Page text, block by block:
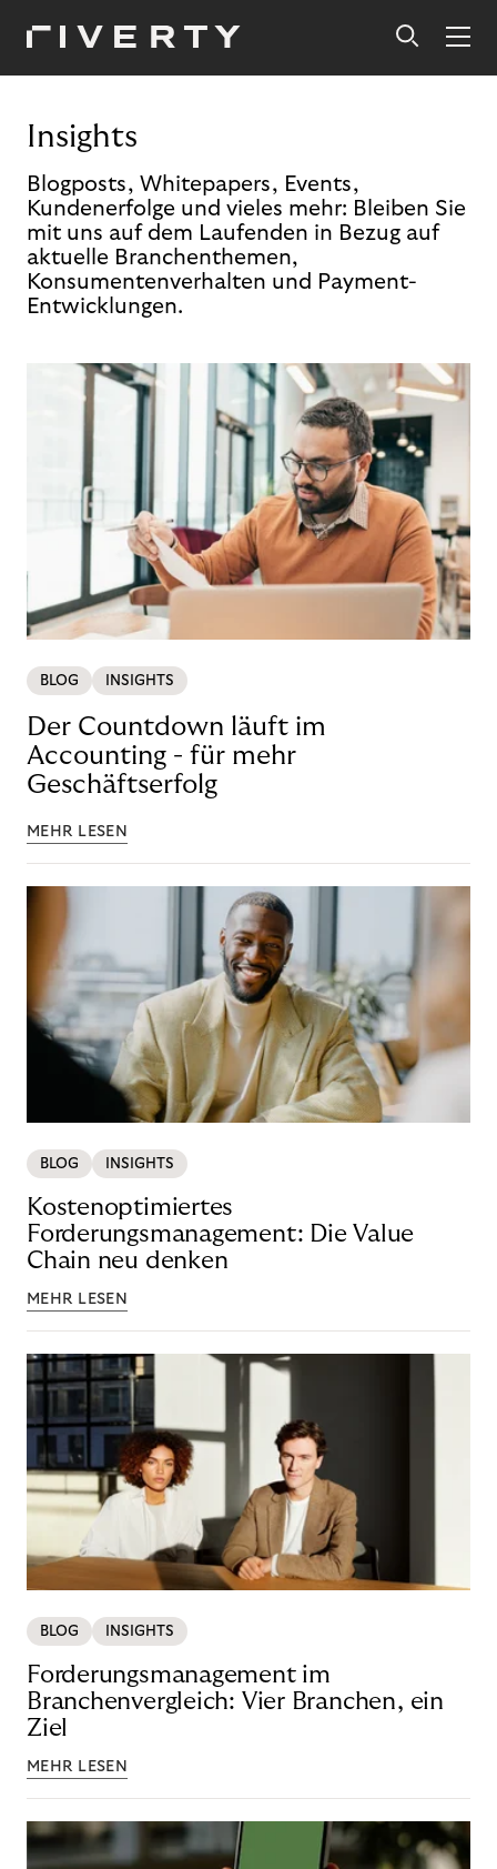
Insights
Blogposts, Whitepapers, Events,
Kundenerfolge und vieles mehr: Bleiben Sie
mit uns auf dem Laufenden in Bezug auf
aktuelle Branchenthemen,
Konsumentenverhalten und Payment-
Entwicklungen.
BLOG INSIGHTS
Der Countdown läuft im
Accounting - für mehr
Geschäftserfolg
MEHR LESEN
BLOG INSIGHTS
Kostenoptimiertes
Forderungsmanagement: Die Value
Chain neu denken
MEHR LESEN
BLOG INSIGHTS
Forderungsmanagement im
Branchenvergleich: Vier Branchen, ein
Ziel
MEHR LESEN